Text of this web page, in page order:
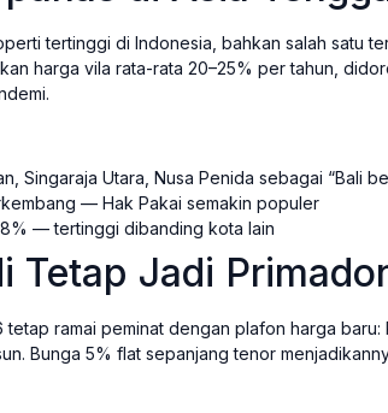
tertinggi di Indonesia, bahkan salah satu
harga vila rata-rata 20–25% per tahun,
Singaraja Utara, Nusa Penida sebagai “Bali
— Hak Pakai semakin populer
— tertinggi dibanding kota lain
Tetap Jadi
tetap ramai peminat dengan plafon harga baru:
Bunga 5% flat sepanjang tenor